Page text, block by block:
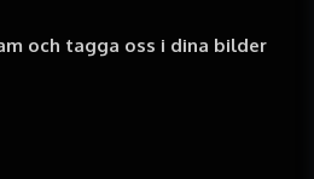
och tagga oss i dina bilder